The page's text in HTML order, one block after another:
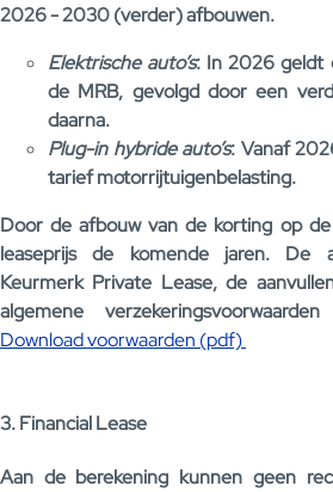
2026 - 2030 (verder) afbouwen.
Elektrische auto’s: In 2026 geldt
de MRB, gevolgd door een
daarna.
Plug-in hybride auto’s: Vanaf
tarief motorrijtuigenbelasting.
Door de afbouw van de korting op
leaseprijs de komende jaren. De
Keurmerk Private Lease, de
algemene
Download voorwaarden (pdf)
3. Financial Lease
Aan de berekening kunnen geen